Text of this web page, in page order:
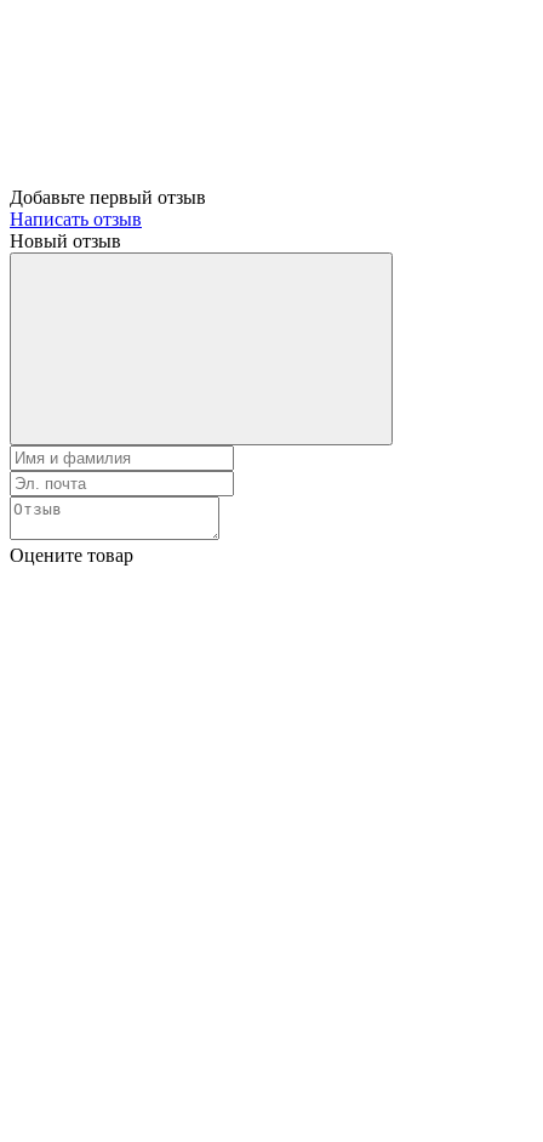
Добавьте первый отзыв
Написать отзыв
Новый отзыв
Оцените товар